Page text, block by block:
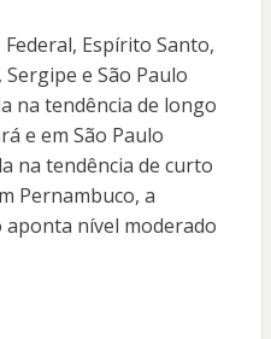
Espírito Santo,
e São Paulo
na tendência de longo
e em São Paulo
na tendência de curto
Pernambuco, a
nível moderado